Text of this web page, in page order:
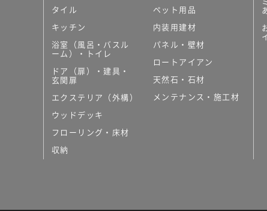
コンパクトキッチン
コンパクトキッチンそ
カップボード（食器棚・
コンビネーションキッチ
キッチン）
キッチン機器
タイル
キッチン
浴室（風呂・バスル
ーム）・トイレ
ドア（扉）・建具・
玄関扉
エクステリア（外構）
ウッドデッキ
フローリング・床材
収納
ペット用品
内装用建材
パネル・壁材
ロートアイアン
天然石・石材
メンテナンス・施工材